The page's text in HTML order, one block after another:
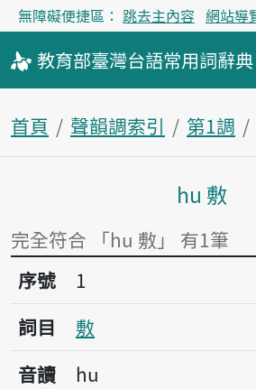
無障礙便捷區： 跳去主內容 網站導
教育部臺灣台語常用詞辭典
首頁 聲韻調索引 第1調
主內
hu 敷
完全符合 「hu 敷」 有1筆
序號1敷
序號
1
詞目
敷
音讀
hu